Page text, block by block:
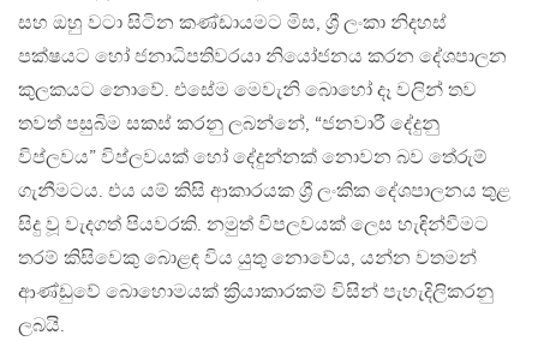
සහ ඔහු වටා සිටින කණ්ඩායමට මිස, ශ්‍රී ලංකා නිදහස්
පක්ෂයට හෝ ජනාධිපතිවරයා නියෝජනය කරන දේශපාලන
කුලකයට නොවේ. එසේම මෙවැනි බොහෝ දෑ වලින් තව
තවත් පසුබිම සකස් කරනු ලබන්නේ, “ජනවාරී දේදුනු
විප්ලවය” විප්ලවයක් හෝ දේදුන්නක් නොවන බව තේරුම්
ගැනීමටය. එය යම් කිසි ආකාරයක ශ්‍රී ලංකික දේශපාලනය තුළ
සිදු වූ වැදගත් පියවරකි. නමුත් විපලවයක් ලෙස හැඳින්වීමට
තරම් කිසිවෙකු බොළඳ විය යුතු නොවේය, යන්න වතමන්
ආණ්ඩුවේ බොහොමයක් ක්‍රියාකාරකම් විසින් පැහැදිලිකරනු
ලබයි.